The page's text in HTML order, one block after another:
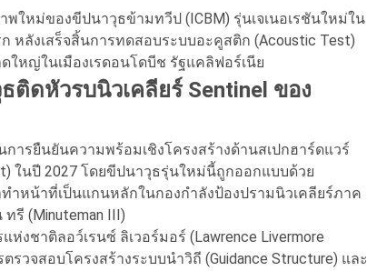
พใหม่ของขีปนาวุธข้ามทวีป (ICBM) รุ่นเจเนอเรชันใหม่ใน
หลังเสร็จสิ้นการทดสอบระบบอะคูสติก (Acoustic Test)
หญ่ในเมืองเรดอนโดบีช รัฐแคลิฟอร์เนีย
ดหัวรบนิวเคลียร์ Sentinel ของ
ารยืนยันความพร้อมเชิงโครงสร้างด้านสเปกฮาร์ดแวร์
ในปี 2027 โดยขีปนาวุธรุ่นใหม่นี้ถูกออกแบบด้วย
ำหน้าที่เป็นแกนหลักในกองกำลังป้องปรามนิวเคลียร์ภาค
รี (Minuteman III)
ชาติลอว์เรนซ์ ลิเวอร์มอร์ (Lawrence Livermore
รวจสอบโครงสร้างระบบนำวิถี (Guidance Structure) และ